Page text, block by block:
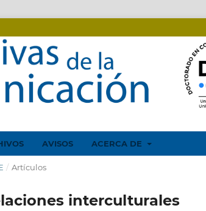
AVISOS ACERCA DE
/ Artículos
interculturales